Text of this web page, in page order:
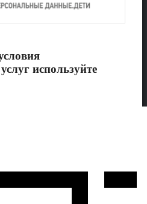
используйте